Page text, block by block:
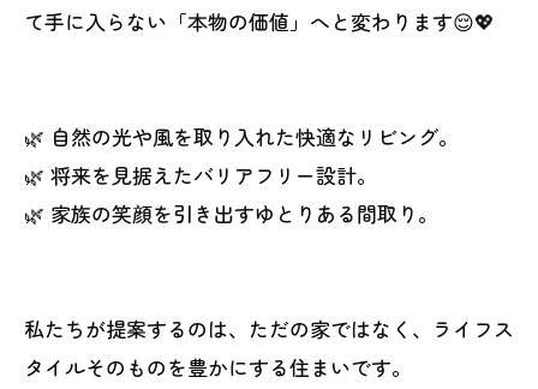
て手に入らない「本物の価値」へと変わります😌💖
🌿 自然の光や風を取り入れた快適なリビング。
🌿 将来を見据えたバリアフリー設計。
🌿 家族の笑顔を引き出すゆとりある間取り。
私たちが提案するのは、ただの家ではなく、ライフス
タイルそのものを豊かにする住まいです。